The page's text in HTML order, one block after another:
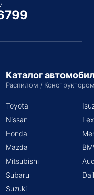
Каталог
Распилом /
Toyota
Nissan
Honda
Mazda
Mitsubishi
Subaru
Suzuki